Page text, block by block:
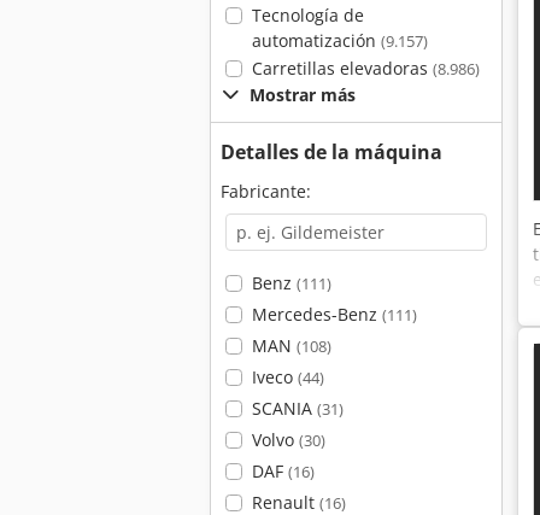
Tecnología de
automatización (9.157)
Carretillas elevadoras (8.986)
Mostrar más
Detalles de la máquina
Fabricante:
Benz (111)
Mercedes-Benz (111)
MAN (108)
Iveco (44)
SCANIA (31)
Volvo (30)
DAF (16)
Renault (16)